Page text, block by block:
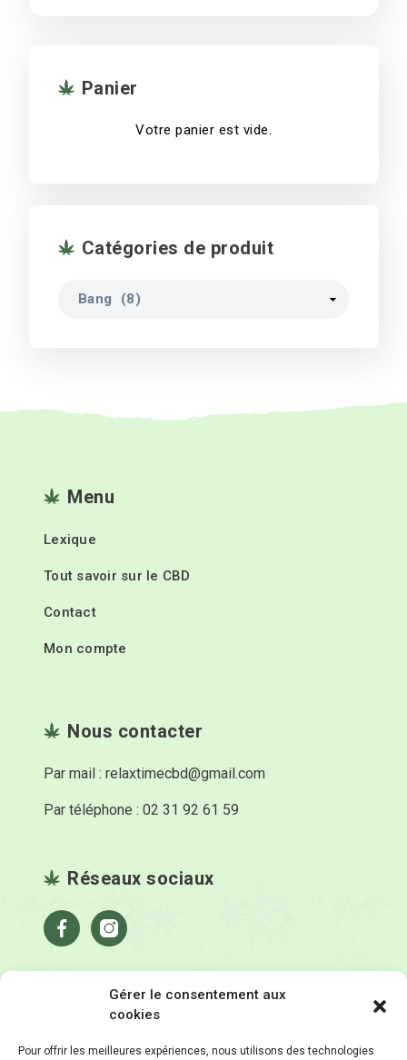
Gérer le consentement aux
cookies
Pour offrir les meilleures expériences, nous utilisons des technologies
Panier
Votre panier est vide.
Catégories de produit
Menu
Lexique
Tout savoir sur le CBD
Contact
Mon compte
Nous contacter
Par mail : relaxtimecbd@gmail.com
Par téléphone : 02 31 92 61 59
Réseaux sociaux
FacebookInstagram
Relax Time
Livraison & retour